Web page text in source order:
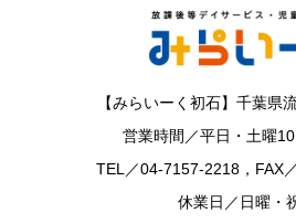
【みらいーく初石】千葉県
営業時間／平日・土曜
TEL／04-7157-2218，FAX
休業日／日曜・